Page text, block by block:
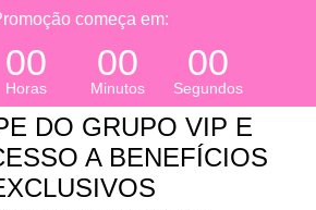
começa em:
00
Horas
00
Minutos
00
Segundos
DO GRUPO VIP E
A BENEFÍCIOS